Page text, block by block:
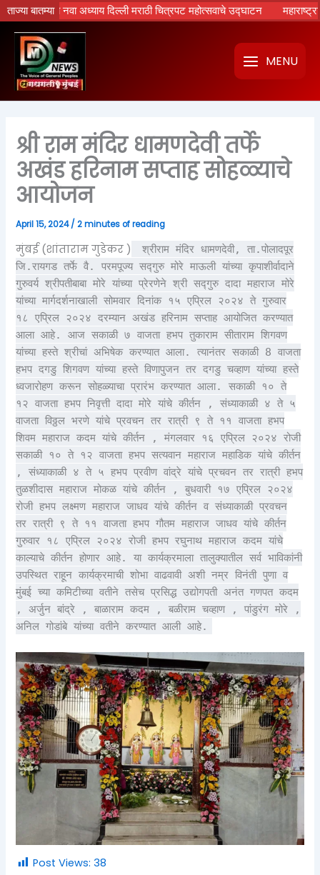
ताज्या बातम्यानवा अध्याय दिल्ली मराठी चित्रपट महोत्सवाचे उद्घाटन महाराष्ट्रात
Skip
to
content
MENU
श्री राम मंदिर धामणदेवी तर्फे
अखंड हरिनाम सप्ताह सोहळ्याचे
आयोजन
April 15, 2024/2 minutes of reading
मुंबई (शांताराम गुडेकर )
श्रीराम मंदिर धामणदेवी, ता.पोलादपूर
जि.रायगड तर्फे वै. परमपूज्य सद्गुरु मोरे माऊली यांच्या कृपाशीर्वादाने
गुरुवर्य श्रीपतीबाबा मोरे यांच्या प्रेरणेने श्री सद्गुरु दादा महाराज मोरे
यांच्या मार्गदर्शनाखाली सोमवार दिनांक १५ एप्रिल २०२४ ते गुरुवार
१८ एप्रिल २०२४ दरम्यान अखंड हरिनाम सप्ताह आयोजित करण्यात
आला आहे. आज सकाळी ७ वाजता हभप तुकाराम सीताराम शिगवण
यांच्या हस्ते श्रीचां अभिषेक करण्यात आला. त्यानंतर सकाळी 8 वाजता
हभप दगडु शिगवण यांच्या हस्ते विणापुजन तर दगडु चव्हाण यांच्या हस्ते
ध्वजारोहण करून सोहळ्याचा प्रारंभ करण्यात आला. सकाळी १० ते
१२ वाजता हभप निवृत्ती दादा मोरे यांचे कीर्तन , संध्याकाळी ४ ते ५
वाजता विठ्ठल भरणे यांचे प्रवचन तर रात्री ९ ते ११ वाजता हभप
शिवम महाराज कदम यांचे कीर्तन , मंगलवार १६ एप्रिल २०२४ रोजी
सकाळी १० ते १२ वाजता हभप सत्यवान महाराज महाडिक यांचे कीर्तन
, संध्याकाळी ४ ते ५ हभप प्रवीण वांद्रे यांचे प्रचवन तर रात्री हभप
तुळशीदास महाराज मोकळ यांचे कीर्तन , बुधवारी १७ एप्रिल २०२४
रोजी हभप लक्ष्मण महाराज जाधव यांचे कीर्तन व संध्याकाळी प्रवचन
तर रात्री ९ ते ११ वाजता हभप गौतम महाराज जाधव यांचे कीर्तन
गुरुवार १८ एप्रिल २०२४ रोजी हभप रघुनाथ महाराज कदम यांचे
काल्याचे कीर्तन होणार आहे. या कार्यक्रमाला तालुक्यातील सर्व भाविकांनी
उपस्थित राहून कार्यक्रमाची शोभा वाढवावी अशी नम्र विनंती पुणा व
मुंबई च्या कमिटीच्या वतीने तसेच प्रसिद्ध उद्योगपती अनंत गणपत कदम
, अर्जुन बांद्रे , बाळाराम कदम , बळीराम चव्हाण , पांडुरंग मोरे ,
अनिल गोडांबे यांच्या वतीने करण्यात आली आहे.
Post Views: 38